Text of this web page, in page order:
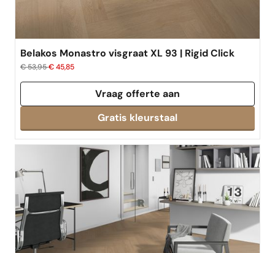
Belakos Monastro visgraat XL 93 | Rigid Click
€ 53,95€ 45,85
Vraag offerte aan